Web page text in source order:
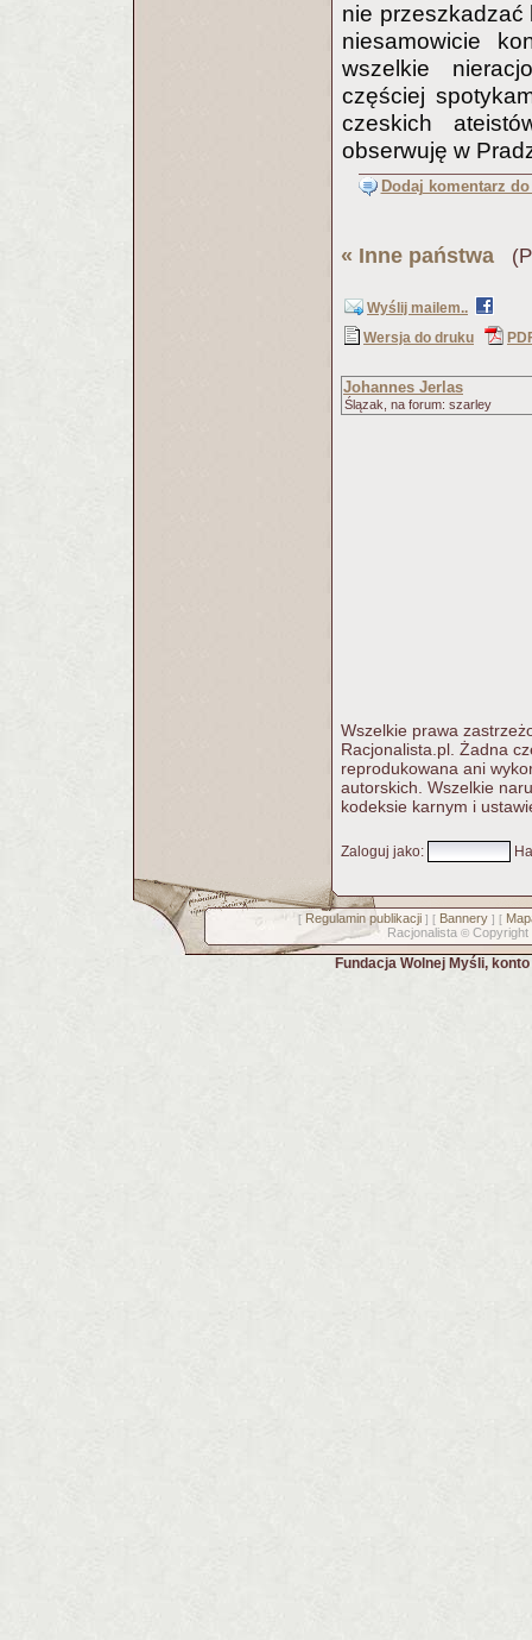
nie przeszkadzać
niesamowicie
wszelkie
częściej
czeskich
obserwuję w
Dodaj komentarz
« Inne państwa
Wyślij mailem..
Wersja do druku
Johannes Jerlas
Ślązak, na forum: szarley
Wszelkie prawa
Racjonalista.pl. Żadna
reprodukowana ani
autorskich. Wszelkie
kodeksie karnym i
Zaloguj jako:
[ Regulamin publikacji] [ Bannery] [
Racjonalista © Copyright
Fundacja Wolnej Myśli,